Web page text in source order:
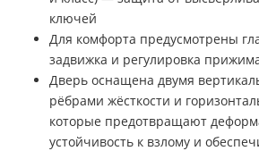
ключей
Для комфорта предусмотрены
задвижка и регулировка
Дверь оснащена двумя
рёбрами жёсткости и
которые предотвращают
устойчивость к взлому и